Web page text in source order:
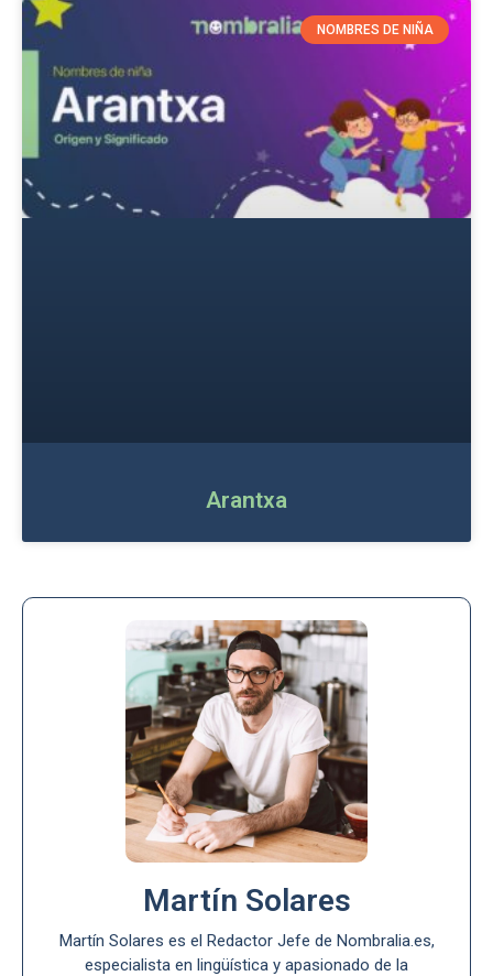
NOMBRES DE NIÑA
Arantxa
Martín Solares
Martín Solares es el Redactor Jefe de Nombralia.es,
especialista en lingüística y apasionado de la